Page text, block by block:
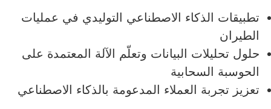
تطبيقات الذكاء الاصطناعي التوليدي في عمليات
الطيران
حلول تحليلات البيانات وتعلّم الآلة المعتمدة على
الحوسبة السحابية
تعزيز تجربة العملاء المدعومة بالذكاء الاصطناعي